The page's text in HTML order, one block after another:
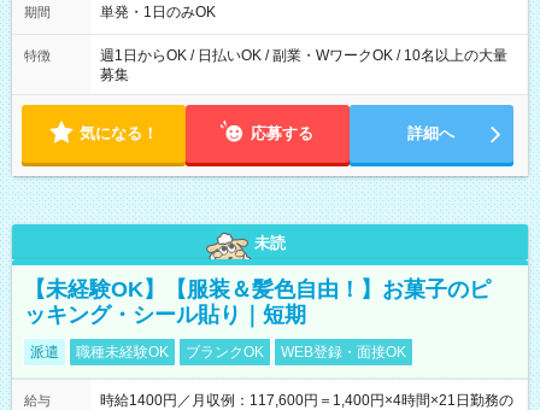
期間 単発・1日のみOK
特徴
週1日からOK / 日払いOK / 副業・WワークOK / 10名以上の大量
募集
気になる！ 応募する 詳細へ
未読
【未経験OK】【服装＆髪色自由！】お菓子のピ
ッキング・シール貼り｜短期
派遣 職種未経験OK ブランクOK WEB登録・面接OK
給与
時給1400円／月収例：117,600円＝1,400円×4時間×21日勤務の